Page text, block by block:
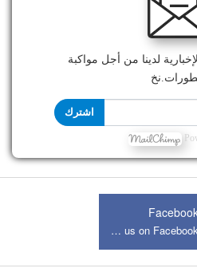
لدينا من أجل مواكبة
اشترك
Join us on Facebook